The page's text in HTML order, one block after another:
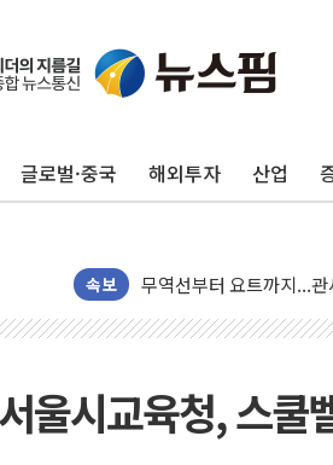
글로벌·중국 해외투자 산업
속보
인도, 차량 간 통신시스
Sh수협은행, 상상인증권
서연컴퍼니, 시드 투자
피치 "韓 코스피 약세 장
엔씨, '게임스컴 2026'서
롯데백화점, '홈스타일링
울시교육청, 스쿨